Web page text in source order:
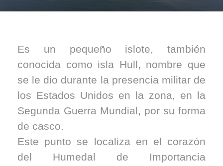
Es un pequeño islote, también
conocida como isla Hull, nombre que
se le dio durante la presencia militar de
los Estados Unidos en la zona, en la
Segunda Guerra Mundial, por su forma
de casco.
Este punto se localiza en el corazón
del Humedal de Importancia